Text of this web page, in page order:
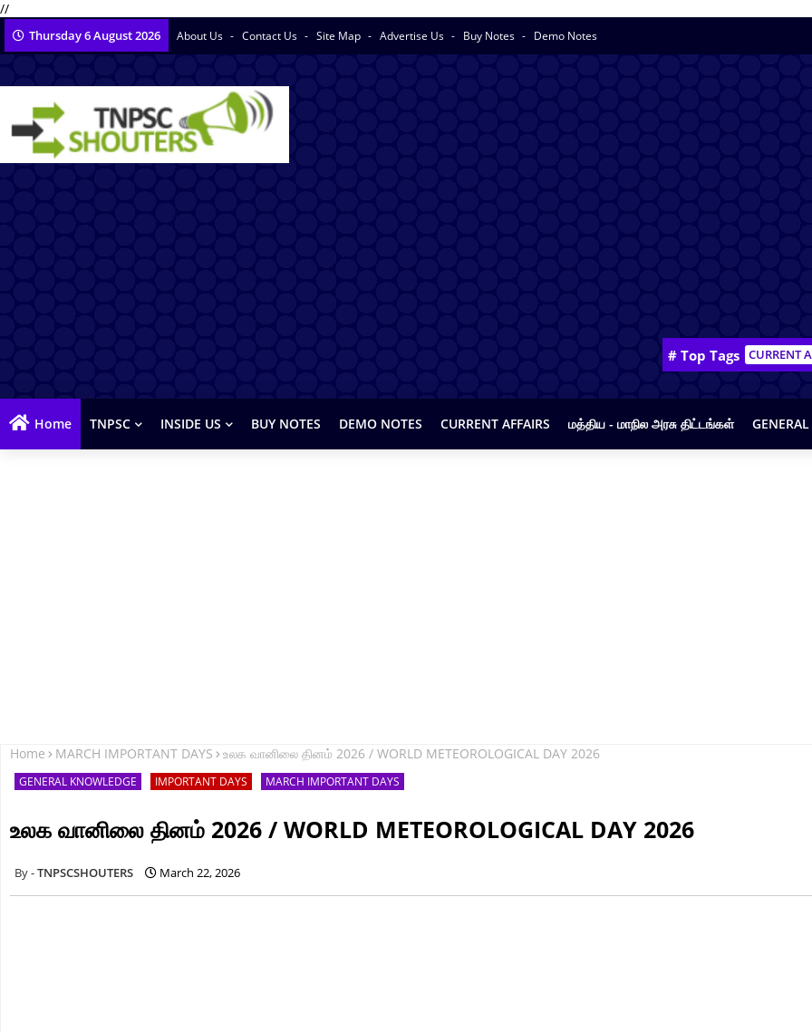
//
Thursday 6 August 2026 About Us Contact Us Site Map Advertise Us Buy Notes Demo Notes
# Top Tags CURRENT
Home TNPSC INSIDE US BUY NOTES DEMO NOTES CURRENT AFFAIRS மத்திய - மாநில அரசு திட்டங்கள்
Home MARCH IMPORTANT DAYS உலக வானிலை தினம் 2026 / WORLD METEOROLOGICAL DAY 2026
GENERAL KNOWLEDGE IMPORTANT DAYS MARCH IMPORTANT DAYS
உலக வானிலை தினம் 2026 / WORLD METEOROLOGICAL DAY 2026
TNPSCSHOUTERS March 22, 2026